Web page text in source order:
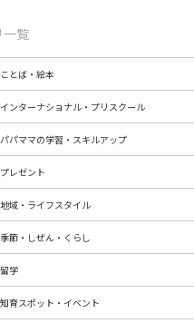
一覧
ことば・絵本
インターナショナル・プリスクール
パパママの学習・スキルアップ
プレゼント
地域・ライフスタイル
季節・しぜん・くらし
留学
知育スポット・イベント